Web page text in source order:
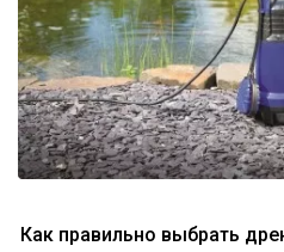
Как правильно выбрать